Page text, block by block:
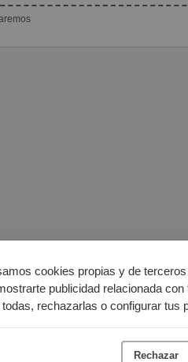
cookies propias y de
publicidad relacionada
todas, rechazarlas o configurar tus
Rechazar